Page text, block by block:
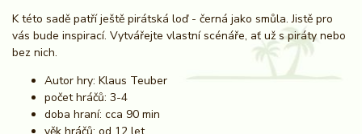
K této sadě patří ještě pirátská loď - černá jako smůla. Jistě pro
vás bude inspirací. Vytvářejte vlastní scénáře, ať už s piráty nebo
bez nich.
Autor hry: Klaus Teuber
počet hráčů: 3-4
doba hraní: cca 90 min